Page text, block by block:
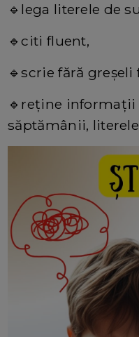
🔹lega literele de
🔹citi fluent,
🔹scrie fără greșeli
🔹reține informații
săptămânii,